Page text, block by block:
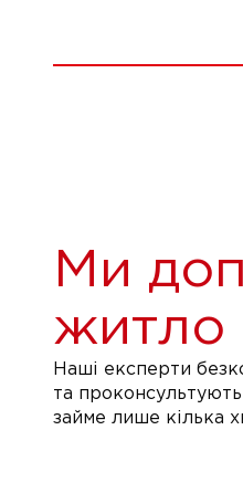
Ми
житло
Наші експерти
та
займе лише кілька